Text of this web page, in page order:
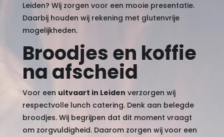
Leiden? Wij zorgen voor een mooie presentatie.
Daarbij houden wij rekening met glutenvrije
mogelijkheden.
Broodjes en koffie
na afscheid
Voor een uitvaart in Leiden verzorgen wij
respectvolle lunch catering. Denk aan belegde
broodjes. Wij begrijpen dat dit moment vraagt
om zorgvuldigheid. Daarom zorgen wij voor een